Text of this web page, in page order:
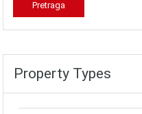
Property Types